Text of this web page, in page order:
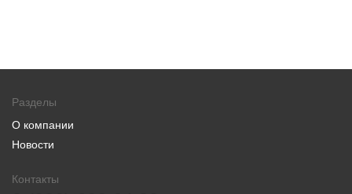
Разделы
О компании
Новости
Контакты